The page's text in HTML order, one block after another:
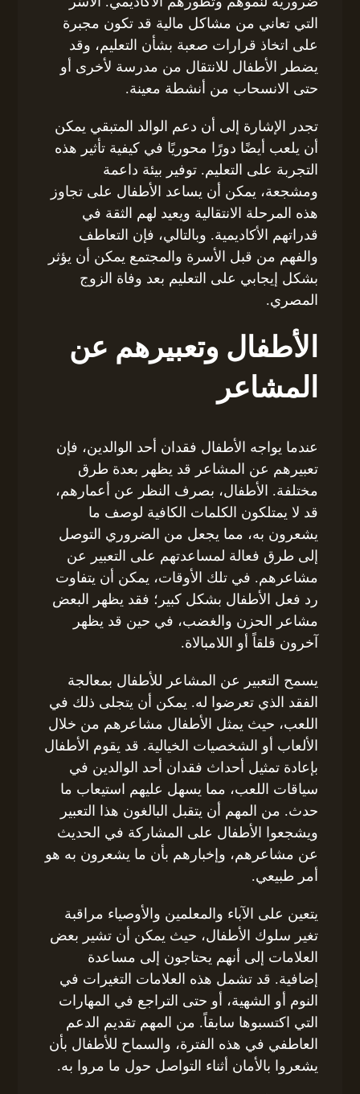
التي تعاني من مشاكل مالية قد تكون مجبرة
على اتخاذ قرارات صعبة بشأن التعليم، وقد
يضطر الأطفال للانتقال من مدرسة لأخرى أو
حتى الانسحاب من أنشطة معينة.
تجدر الإشارة إلى أن دعم الوالد المتبقي يمكن
أن يلعب أيضًا دورًا محوريًا في كيفية تأثير هذه
التجربة على التعليم. توفير بيئة داعمة
ومشجعة، يمكن أن يساعد الأطفال على تجاوز
هذه المرحلة الانتقالية ويعيد لهم الثقة في
قدراتهم الأكاديمية. وبالتالي، فإن التعاطف
والفهم من قبل الأسرة والمجتمع يمكن أن يؤثر
بشكل إيجابي على التعليم بعد وفاة الزوج
المصري.
الأطفال وتعبيرهم عن
المشاعر
عندما يواجه الأطفال فقدان أحد الوالدين، فإن
تعبيرهم عن المشاعر قد يظهر بعدة طرق
مختلفة. الأطفال، بصرف النظر عن أعمارهم،
قد لا يمتلكون الكلمات الكافية لوصف ما
يشعرون به، مما يجعل من الضروري التوصل
إلى طرق فعالة لمساعدتهم على التعبير عن
مشاعرهم. في تلك الأوقات، يمكن أن يتفاوت
رد فعل الأطفال بشكل كبير؛ فقد يظهر البعض
مشاعر الحزن والغضب، في حين قد يظهر
آخرون قلقاً أو اللامبالاة.
يسمح التعبير عن المشاعر للأطفال بمعالجة
الفقد الذي تعرضوا له. يمكن أن يتجلى ذلك في
اللعب، حيث يمثل الأطفال مشاعرهم من خلال
الألعاب أو الشخصيات الخيالية. قد يقوم الأطفال
بإعادة تمثيل أحداث فقدان أحد الوالدين في
سياقات اللعب، مما يسهل عليهم استيعاب ما
حدث. من المهم أن يتقبل البالغون هذا التعبير
ويشجعوا الأطفال على المشاركة في الحديث
عن مشاعرهم، وإخبارهم بأن ما يشعرون به هو
أمر طبيعي.
يتعين على الآباء والمعلمين والأوصياء مراقبة
تغير سلوك الأطفال، حيث يمكن أن تشير بعض
العلامات إلى أنهم يحتاجون إلى مساعدة
إضافية. قد تشمل هذه العلامات التغيرات في
النوم أو الشهية، أو حتى التراجع في المهارات
التي اكتسبوها سابقاً. من المهم تقديم الدعم
العاطفي في هذه الفترة، والسماح للأطفال بأن
يشعروا بالأمان أثناء التواصل حول ما مروا به.